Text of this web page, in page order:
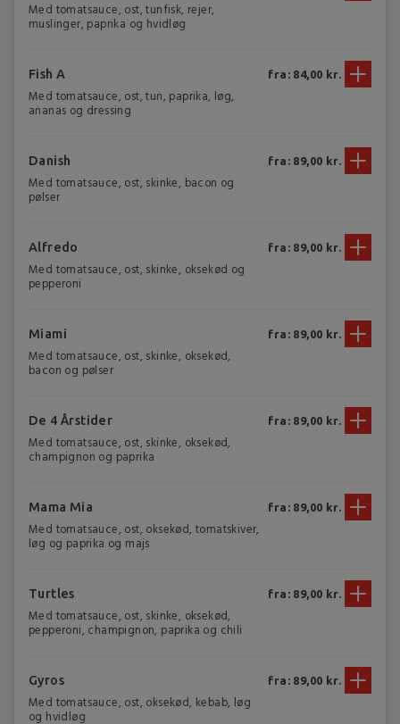
Med tomatsauce, ost, tunfisk, rejer,
muslinger, paprika og hvidløg
Fish A
Med tomatsauce, ost, tun, paprika, løg,
ananas og dressing
fra: 84,00 kr.
Danish
Med tomatsauce, ost, skinke, bacon og
pølser
fra: 89,00 kr.
Alfredo
Med tomatsauce, ost, skinke, oksekød og
pepperoni
fra: 89,00 kr.
Miami
Med tomatsauce, ost, skinke, oksekød,
bacon og pølser
fra: 89,00 kr.
De 4 Årstider
Med tomatsauce, ost, skinke, oksekød,
champignon og paprika
fra: 89,00 kr.
Mama Mia
Med tomatsauce, ost, oksekød, tomatskiver,
løg og paprika og majs
fra: 89,00 kr.
Turtles
Med tomatsauce, ost, skinke, oksekød,
pepperoni, champignon, paprika og chili
fra: 89,00 kr.
Gyros
Med tomatsauce, ost, oksekød, kebab, løg
og hvidløg
fra: 89,00 kr.